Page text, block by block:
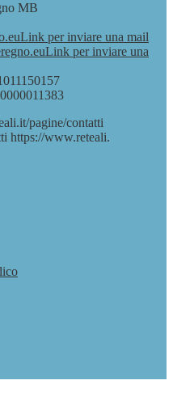
MB
Link per inviare una mail
Link per inviare una
pagine/contatti
https://www.reteali.